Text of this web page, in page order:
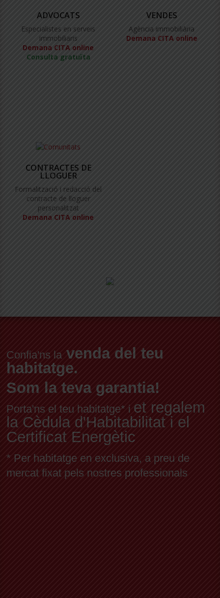
ADVOCATS
Especialistes en serveis
immobiliaris
Demana CITA online
Consulta gratuïta
VENDES
Agència immobiliària
Demana CITA online
CONTRACTES DE
LLOGUER
Formalització i redacció del
contracte de lloguer
personalitzat
Demana CITA online
Confia'ns la venda del teu
habitatge.
Som la teva garantia!
Porta'ns el teu habitatge* i et regalem
la Cèdula d'Habitabilitat i el
Certificat Energètic
* Per habitatge en exclusiva, a preu de
mercat fixat pels nostres professionals